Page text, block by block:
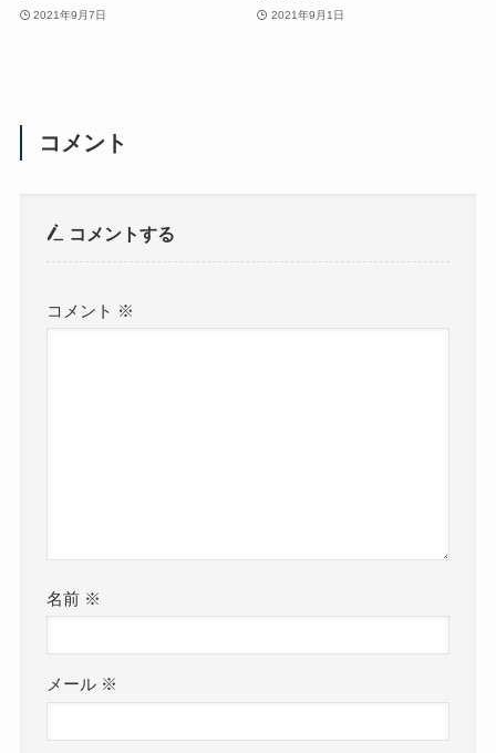
2021年9月7日 2021年9月1日
コメント
コメントする
コメント ※
名前 ※
メール ※